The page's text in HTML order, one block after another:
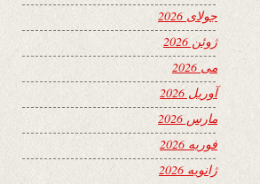
جولای 2026
ژوئن 2026
می 2026
آوریل 2026
مارس 2026
فوریه 2026
ژانویه 2026